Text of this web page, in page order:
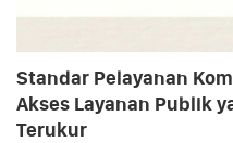
Standar Pelayanan
Akses Layanan Publik
Terukur